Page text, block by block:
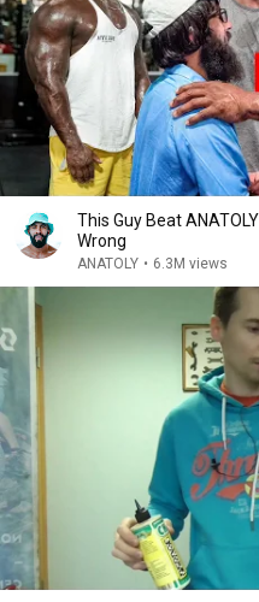
This Guy Beat
Wrong
ANATOLY • 6.3M views